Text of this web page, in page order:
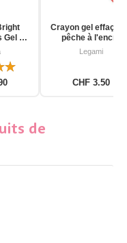
Gel 3
Crayon gel
pêche à l'encre
d'unicorn
Legami
CHF 3.50
de